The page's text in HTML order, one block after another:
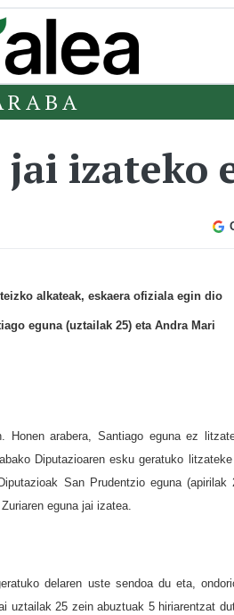
izateko
alkateak, eskaera ofiziala egin dio
eguna (uztailak 25) eta Andra Mari
Honen arabera, Santiago eguna ez
Diputazioaren esku geratuko
San Prudentzio eguna (apirilak
eguna jai izatea.
delaren uste sendoa du eta,
uztailak 25 zein abuztuak 5 hiriarentzat